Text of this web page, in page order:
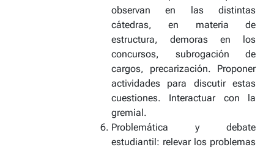
observan en las distintas
cátedras, en materia de
estructura, demoras en los
concursos, subrogación de
cargos, precarización. Proponer
actividades para discutir estas
cuestiones. Interactuar con la
gremial.
Problemática y debate
estudiantil: relevar los problemas